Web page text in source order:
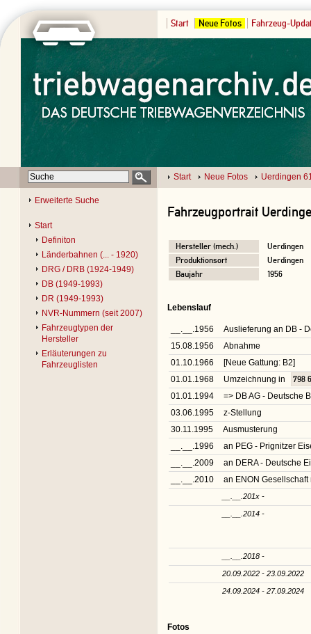
Start Neue Fotos Fahrzeug-
Start Neue Fotos Uerdingen
Erweiterte Suche
Start
Definiton
Länderbahnen (... - 1920)
DRG / DRB (1924-1949)
DB (1949-1993)
DR (1949-1993)
NVR-Nummern (seit 2007)
Fahrzeugtypen der
Hersteller
Erläuterungen zu
Fahrzeuglisten
Fahrzeugportrait
Hersteller (mech.)
Uerdingen
Produktionsort
Uerdingen
Baujahr
1956
Lebenslauf
__.__.1956
Auslieferung an DB -
15.08.1956
Abnahme
01.10.1966
[Neue Gattung: B2]
01.01.1968
Umzeichnung in
798
01.01.1994
=> DB AG - Deutsche
03.06.1995
z-Stellung
30.11.1995
Ausmusterung
__.__.1996
an PEG - Prignitzer
__.__.2009
an DERA - Deutsche
__.__.2010
an ENON
__.__.201x -
__.__.2014 -
__.__.2018 -
20.09.2022 - 23.09.2022
24.09.2024 - 27.09.2024
Fotos